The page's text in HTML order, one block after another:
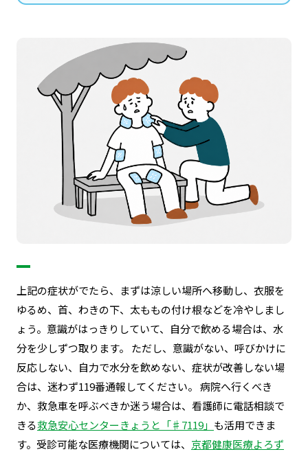
上記の症状がでたら、まずは涼しい場所へ移動し、衣服を
ゆるめ、首、わきの下、太ももの付け根などを冷やしまし
ょう。意識がはっきりしていて、自分で飲める場合は、水
分を少しずつ取ります。
ただし、意識がない、呼びかけに
反応しない、自力で水分を飲めない、症状が改善しない場
合は、迷わず119番通報してください。 病院へ行くべき
か、救急車を呼ぶべきか迷う場合は、看護師に電話相談で
きる救急安心センターきょうと「♯7119」 も活用できま
す。受診可能な医療機関については、 京都健康医療よろず